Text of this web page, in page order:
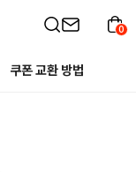
쿠폰 교환 방법
0